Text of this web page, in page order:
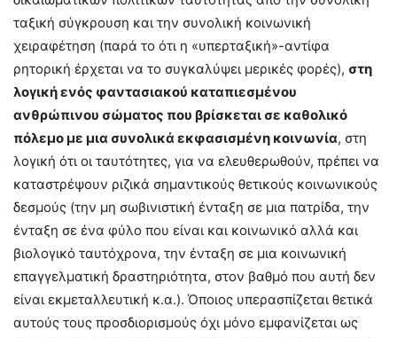
ταξική σύγκρουση και την συνολική κοινωνική
χειραφέτηση (παρά το ότι η «υπερταξική»-αντίφα
ρητορική έρχεται να το συγκαλύψει μερικές φορές), στη
λογική ενός φαντασιακού καταπιεσμένου
ανθρώπινου σώματος που βρίσκεται σε καθολικό
πόλεμο με μια συνολικά εκφασισμένη κοινωνία, στη
λογική ότι οι ταυτότητες, για να ελευθερωθούν, πρέπει να
καταστρέψουν ριζικά σημαντικούς θετικούς κοινωνικούς
δεσμούς (την μη σωβινιστική ένταξη σε μια πατρίδα, την
ένταξη σε ένα φύλο που είναι και κοινωνικό αλλά και
βιολογικό ταυτόχρονα, την ένταξη σε μια κοινωνική
επαγγελματική δραστηριότητα, στον βαθμό που αυτή δεν
είναι εκμεταλλευτική κ.α.). Όποιος υπερασπίζεται θετικά
αυτούς τους προσδιορισμούς όχι μόνο εμφανίζεται ως